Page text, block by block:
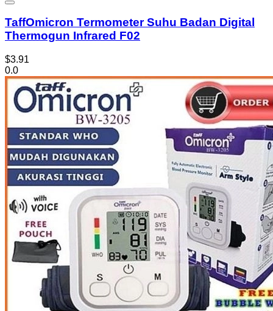
TaffOmicron Termometer Suhu Badan Digital
Thermogun Infrared F02
$3.91
0.0